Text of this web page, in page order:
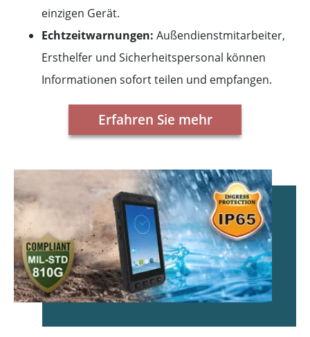
einzigen Gerät.
Echtzeitwarnungen: Außendienstmitarbeiter,
Ersthelfer und Sicherheitspersonal können
Informationen sofort teilen und empfangen.
Erfahren Sie mehr